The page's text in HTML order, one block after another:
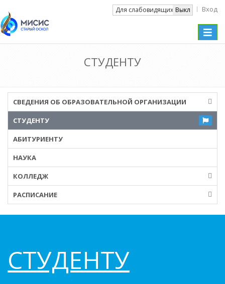
Для слабовидящих Выкл Вход
Toggle
СТУДЕНТУ
СВЕДЕНИЯ ОБ ОБРАЗОВАТЕЛЬНОЙ ОРГАНИЗАЦИИ
СТУДЕНТУ
АБИТУРИЕНТУ
НАУКА
КОЛЛЕДЖ
РАСПИСАНИЕ
СТУДЕНТУ